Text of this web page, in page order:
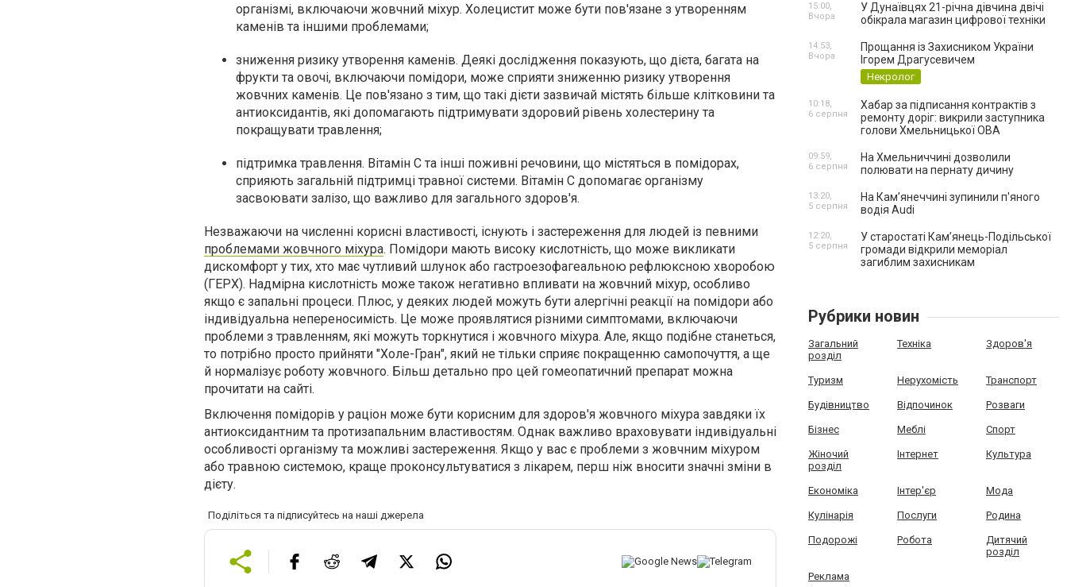
організмі, включаючи жовчний міхур. Холецистит може бути пов'язане з утворенням
каменів та іншими проблемами;
зниження ризику утворення каменів. Деякі дослідження показують, що дієта, багата на
фрукти та овочі, включаючи помідори, може сприяти зниженню ризику утворення
жовчних каменів. Це пов'язано з тим, що такі дієти зазвичай містять більше клітковини та
антиоксидантів, які допомагають підтримувати здоровий рівень холестерину та
покращувати травлення;
підтримка травлення. Вітамін C та інші поживні речовини, що містяться в помідорах,
сприяють загальній підтримці травної системи. Вітамін C допомагає організму
засвоювати залізо, що важливо для загального здоров'я.
Незважаючи на численні корисні властивості, існують і застереження для людей із певними
проблемами жовчного міхура. Помідори мають високу кислотність, що може викликати
дискомфорт у тих, хто має чутливий шлунок або гастроезофагеальною рефлюксною хворобою
(ГЕРХ). Надмірна кислотність може також негативно впливати на жовчний міхур, особливо
якщо є запальні процеси. Плюс, у деяких людей можуть бути алергічні реакції на помідори або
індивідуальна непереносимість. Це може проявлятися різними симптомами, включаючи
проблеми з травленням, які можуть торкнутися і жовчного міхура. Але, якщо подібне станеться,
то потрібно просто прийняти "Холе-Гран", який не тільки сприяє покращенню самопочуття, а ще
й нормалізує роботу жовчного. Більш детально про цей гомеопатичний препарат можна
прочитати на сайті.
Включення помідорів у раціон може бути корисним для здоров'я жовчного міхура завдяки їх
антиоксидантним та протизапальним властивостям. Однак важливо враховувати індивідуальні
особливості організму та можливі застереження. Якщо у вас є проблеми з жовчним міхуром
або травною системою, краще проконсультуватися з лікарем, перш ніж вносити значні зміни в
дієту.
Поділіться та підписуйтесь на наші джерела
У Дунаївцях 21-річна дівчина двічі
обікрала магазин цифрової техніки
15:00,
Вчора
Прощання із Захисником України
Ігорем Драгусевичем
Некролог
14:53,
Вчора
Хабар за підписання контрактів з
ремонту доріг: викрили заступника
голови Хмельницької ОВА
10:18,
6 серпня
На Хмельниччині дозволили
полювати на пернату дичину
09:59,
6 серпня
На Камʼянеччині зупинили п'яного
водія Audi
13:20,
5 серпня
У старостаті Кам’янець-Подільської
громади відкрили меморіал
загиблим захисникам
12:20,
5 серпня
Рубрики новин
Загальний
розділ
Техніка Здоров'я
Туризм Нерухомість Транспорт
Будівництво Відпочинок Розваги
Бізнес Меблі Спорт
Жіночий
розділ
Інтернет Культура
Економіка Інтер'єр Мода
Кулінарія Послуги Родина
Подорожі Робота
Дитячий
розділ
Реклама